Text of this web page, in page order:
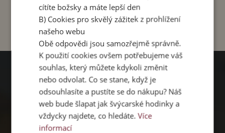
PROČ
PACHAMAMA
cítíte božsky a máte lepší den
B) Cookies pro skvělý zážitek z prohlížení
našeho webu
Obě odpovědi jsou samozřejmě správně.
K použití cookies ovšem potřebujeme váš
souhlas, který můžete kdykoli změnit
nebo odvolat. Co se stane, když je
odsouhlasíte a pustíte se do nákupu? Náš
web bude šlapat jak švýcarské hodinky a
vždycky najdete, co hledáte.Více
informací